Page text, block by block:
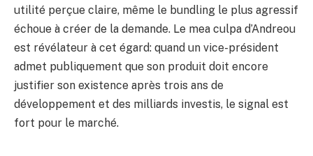
utilité perçue claire, même le bundling le plus agressif
échoue à créer de la demande. Le mea culpa d’Andreou
est révélateur à cet égard: quand un vice-président
admet publiquement que son produit doit encore
justifier son existence après trois ans de
développement et des milliards investis, le signal est
fort pour le marché.